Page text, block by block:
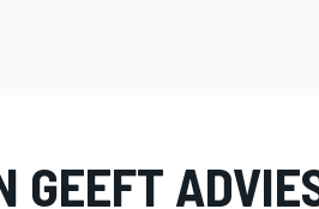
GEEFT